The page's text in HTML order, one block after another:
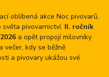
oblíbená akce Noc pivovarů,
pivovarnictví. II. ročník
a opět propojí milovníky
večer, kdy se běžně
a pivovary ukážou své